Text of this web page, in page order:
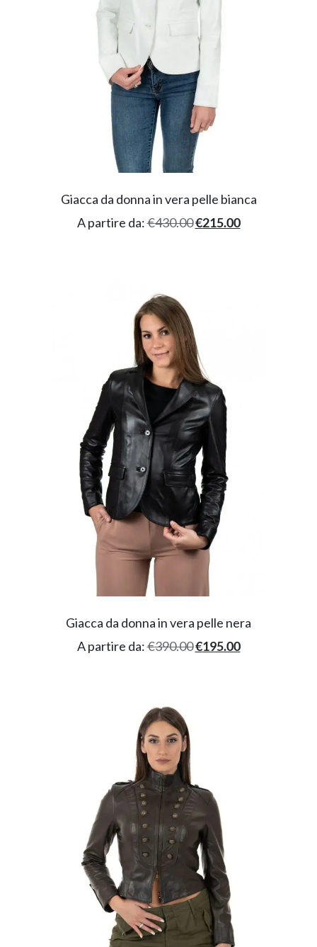
Giacca da donna in vera pelle bianca
A partire da:€430.00€215.00
Giacca da donna in vera pelle nera
A partire da:€390.00€195.00